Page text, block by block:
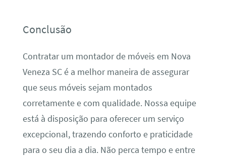
Conclusão
Contratar um montador de móveis em Nova
Veneza SC é a melhor maneira de assegurar
que seus móveis sejam montados
corretamente e com qualidade. Nossa equipe
está à disposição para oferecer um serviço
excepcional, trazendo conforto e praticidade
para o seu dia a dia. Não perca tempo e entre